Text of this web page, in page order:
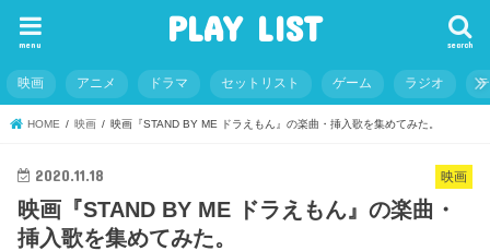
PLAY LIST search
menu
映画 アニメ ドラマ セットリスト ゲーム ラジオ
HOME 映画 映画『STAND BY ME ドラえもん』の楽曲・挿入歌を集めてみた。
映画
2020.11.18
映画『STAND BY ME ドラえもん』の楽曲・
挿入歌を集めてみた。